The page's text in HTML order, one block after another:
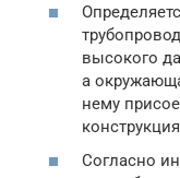
высокого
а
нему
Согласно